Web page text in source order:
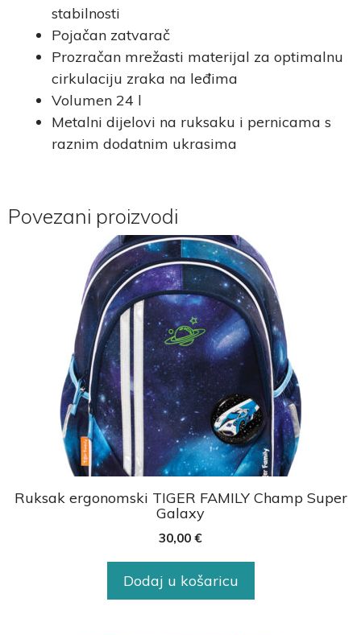
stabilnosti
Pojačan zatvarač
Prozračan mrežasti materijal za optimalnu
cirkulaciju zraka na leđima
Volumen 24 l
Metalni dijelovi na ruksaku i pernicama s
raznim dodatnim ukrasima
Povezani proizvodi
Ruksak ergonomski TIGER FAMILY Champ Super
Galaxy
30,00 €
Dodaj u košaricu